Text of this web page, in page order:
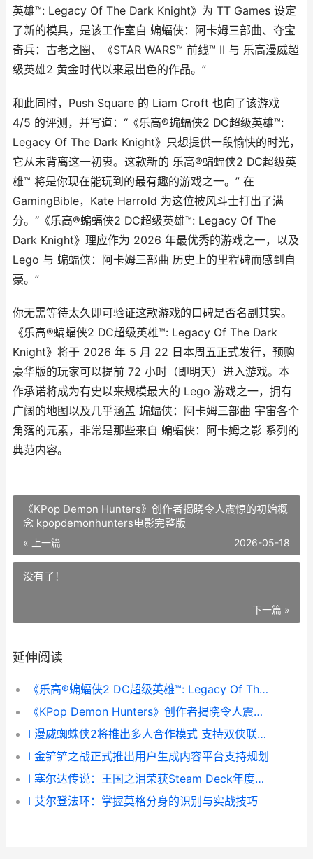
英雄™: Legacy Of The Dark Knight》为 TT Games 设定
了新的模具，是该工作室自 蝙蝠侠：阿卡姆三部曲、夺宝
奇兵：古老之圈、《STAR WARS™ 前线™ II 与 乐高漫威超
级英雄2 黄金时代以来最出色的作品。”
和此同时，Push Square 的 Liam Croft 也向了该游戏
4/5 的评测，并写道：“《乐高®蝙蝠侠2 DC超级英雄™:
Legacy Of The Dark Knight》只想提供一段愉快的时光，
它从未背离这一初衷。这款新的 乐高®蝙蝠侠2 DC超级英
雄™ 将是你现在能玩到的最有趣的游戏之一。” 在
GamingBible，Kate Harrold 为这位披风斗士打出了满
分。“《乐高®蝙蝠侠2 DC超级英雄™: Legacy Of The
Dark Knight》理应作为 2026 年最优秀的游戏之一，以及
Lego 与 蝙蝠侠：阿卡姆三部曲 历史上的里程碑而感到自
豪。”
你无需等待太久即可验证这款游戏的口碑是否名副其实。
《乐高®蝙蝠侠2 DC超级英雄™: Legacy Of The Dark
Knight》将于 2026 年 5 月 22 日本周五正式发行，预购
豪华版的玩家可以提前 72 小时（即明天）进入游戏。本
作承诺将成为有史以来规模最大的 Lego 游戏之一，拥有
广阔的地图以及几乎涵盖 蝙蝠侠：阿卡姆三部曲 宇宙各个
角落的元素，非常是那些来自 蝙蝠侠：阿卡姆之影 系列的
典范内容。
《KPop Demon Hunters》创作者揭晓令人震惊的初始概
念 kpopdemonhunters电影完整版
« 上一篇 2026-05-18
没有了！
下一篇 »
延伸阅读
《乐高®蝙蝠侠2 DC超级英雄™: Legacy Of The Dark Knight》媒体评分集合
《KPop Demon Hunters》创作者揭晓令人震惊的初始概念 kpopdemonhunters电影完整版
I 漫威蜘蛛侠2将推出多人合作模式 支持双侠联机体验
I 金铲铲之战正式推出用户生成内容平台支持规划
I 塞尔达传说：王国之泪荣获Steam Deck年度人气游戏称号
I 艾尔登法环：掌握莫格分身的识别与实战技巧